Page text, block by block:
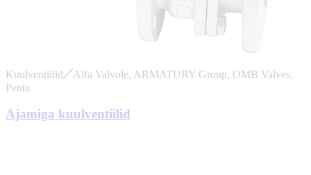
Kuulventiilid
Alfa Valvole, ARMATURY Group, OMB Valves,
Penta
Ajamiga kuulventiilid